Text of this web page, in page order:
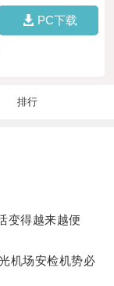
PC下载
排行
得越来越便
机场安检机势必